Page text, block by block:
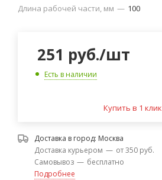
Длина рабочей части, мм — 100
251 руб./шт
Есть в наличии
Купить в 1 клик
Доставка в город: Москва
Доставка курьером — от 350 руб.
Самовывоз — бесплатно
Подробнее